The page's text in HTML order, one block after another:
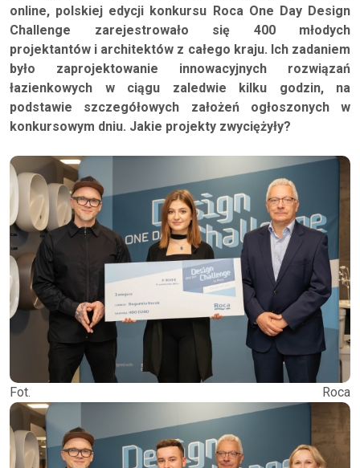
online, polskiej edycji konkursu Roca One Day Design
Challenge zarejestrowało się 400 młodych
projektantów i architektów z całego kraju. Ich zadaniem
było zaprojektowanie innowacyjnych rozwiązań
łazienkowych w ciągu zaledwie kilku godzin, na
podstawie szczegółowych założeń ogłoszonych w
konkursowym dniu. Jakie projekty zwyciężyły?
Fot. Roca